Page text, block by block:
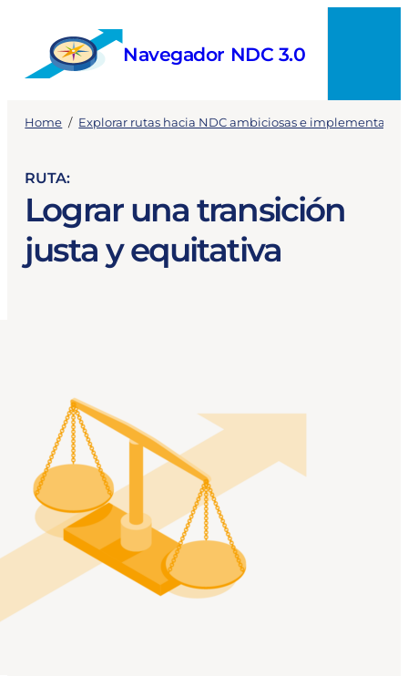
content
Navegador NDC 3.0
Home / Explorar rutas hacia NDC ambiciosas e
RUTA:
Lograr una transición
justa y equitativa